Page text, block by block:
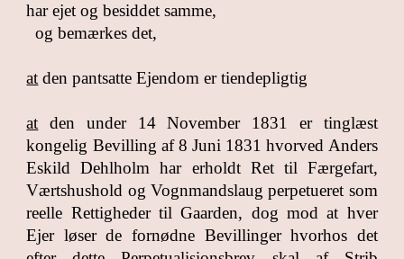
har ejet og besiddet samme,
og bemærkes det,
at den pantsatte Ejendom er tiendepligtig
at den under 14 November 1831 er tinglæst
kongelig Bevilling af 8 Juni 1831 hvorved Anders
Eskild Dehlholm har erholdt Ret til Færgefart,
Værtshushold og Vognmandslaug perpetueret som
reelle Rettigheder til Gaarden, dog mod at hver
Ejer løser de fornødne Bevillinger hvorhos det